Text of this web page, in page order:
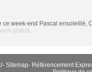
ce week-end Pascal ensoleillé,
gratuit.
- Sitemap- Référencement